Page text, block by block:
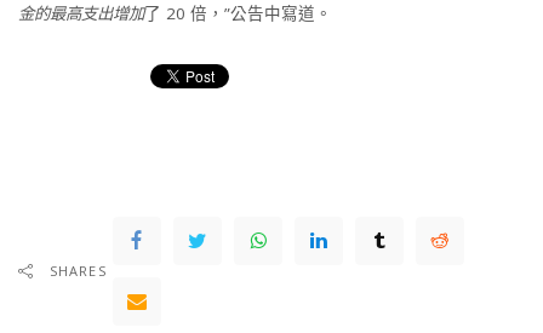
金的最高支出增加了 20 倍，”公告中寫道。
SHARES